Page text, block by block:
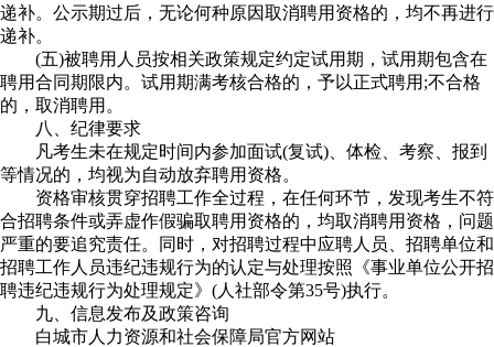
递补。公示期过后，无论何种原因取消聘用资格的，均不再进行
递补。
(五)被聘用人员按相关政策规定约定试用期，试用期包含在
聘用合同期限内。试用期满考核合格的，予以正式聘用;不合格
的，取消聘用。
八、纪律要求
凡考生未在规定时间内参加面试(复试)、体检、考察、报到
等情况的，均视为自动放弃聘用资格。
资格审核贯穿招聘工作全过程，在任何环节，发现考生不符
合招聘条件或弄虚作假骗取聘用资格的，均取消聘用资格，问题
严重的要追究责任。同时，对招聘过程中应聘人员、招聘单位和
招聘工作人员违纪违规行为的认定与处理按照《事业单位公开招
聘违纪违规行为处理规定》(人社部令第35号)执行。
九、信息发布及政策咨询
白城市人力资源和社会保障局官方网站